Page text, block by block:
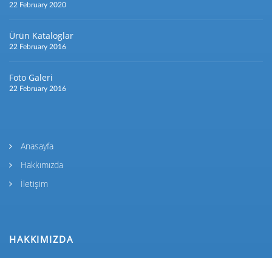
22 February 2020
Ürün Kataloglar
22 February 2016
Foto Galeri
22 February 2016
Anasayfa
Hakkımızda
İletişim
HAKKIMIZDA